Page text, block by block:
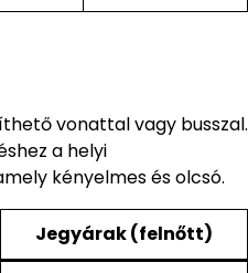
vonattal vagy busszal.
a helyi
kényelmes és olcsó.
Jegyárak (felnőtt)